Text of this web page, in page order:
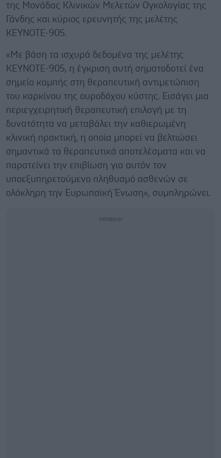
της Μονάδας Κλινικών Μελετών Ογκολογίας της
Γάνδης και κύριος ερευνητής της μελέτης
KEYNOTE-905.
«Με βάση τα ισχυρά δεδομένα της μελέτης
KEYNOTE-905, η έγκριση αυτή σηματοδοτεί ένα
σημείο καμπής στη θεραπευτική αντιμετώπιση
του καρκίνου της ουροδόχου κύστης. Εισάγει μια
περιεγχειρητική θεραπευτική επιλογή με τη
δυνατότητα να μεταβάλει την καθιερωμένη
κλινική πρακτική, η οποία μπορεί να βελτιώσει
σημαντικά τα θεραπευτικά αποτελέσματα και να
παρατείνει την επιβίωση για αυτόν τον
υποεξυπηρετούμενο πληθυσμό ασθενών σε
ολόκληρη την Ευρωπαϊκή Ένωση», συμπληρώνει.